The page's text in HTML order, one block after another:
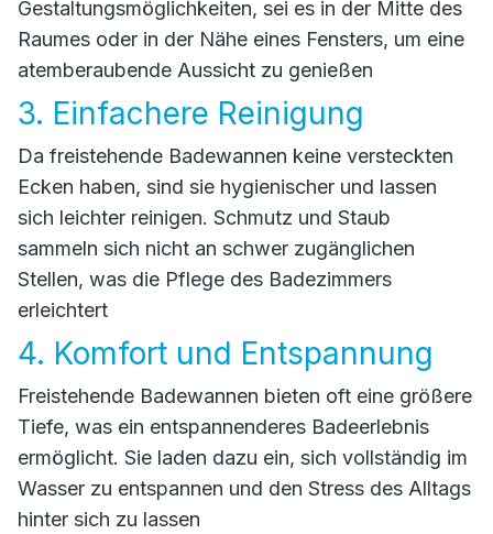
Gestaltungsmöglichkeiten, sei es in der Mitte des
Raumes oder in der Nähe eines Fensters, um eine
atemberaubende Aussicht zu genießen
3. Einfachere Reinigung
Da freistehende Badewannen keine versteckten
Ecken haben, sind sie hygienischer und lassen
sich leichter reinigen. Schmutz und Staub
sammeln sich nicht an schwer zugänglichen
Stellen, was die Pflege des Badezimmers
erleichtert
4. Komfort und Entspannung
Freistehende Badewannen bieten oft eine größere
Tiefe, was ein entspannenderes Badeerlebnis
ermöglicht. Sie laden dazu ein, sich vollständig im
Wasser zu entspannen und den Stress des Alltags
hinter sich zu lassen